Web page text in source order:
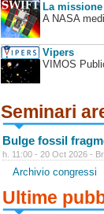
La
A NASA
Vipers
VIMOS
Seminari
Bulge fossil
h. 11:00 - 20 Oct 2026 -
Archivio congressi
Ultime